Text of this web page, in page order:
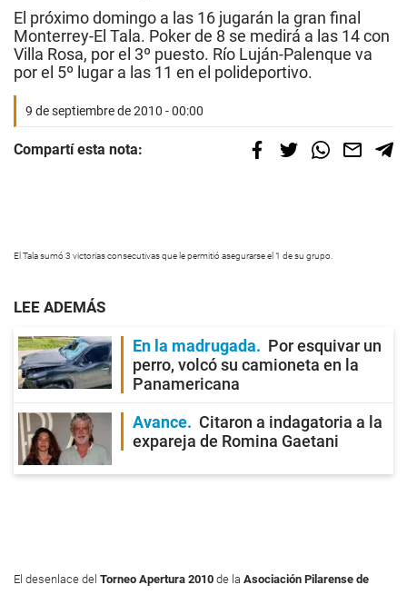
El próximo domingo a las 16 jugarán la gran final
Monterrey-El Tala. Poker de 8 se medirá a las 14 con
Villa Rosa, por el 3º puesto. Río Luján-Palenque va
por el 5º lugar a las 11 en el polideportivo.
9 de septiembre de 2010 - 00:00
Compartí esta nota:
El Tala sumó 3 victorias consecutivas que le permitió asegurarse el 1 de su grupo.
LEE ADEMÁS
En la madrugada
Por esquivar un
perro, volcó su camioneta en la
Panamericana
Avance
Citaron a indagatoria a la
expareja de Romina Gaetani
El desenlace del Torneo Apertura 2010 de la Asociación Pilarense de